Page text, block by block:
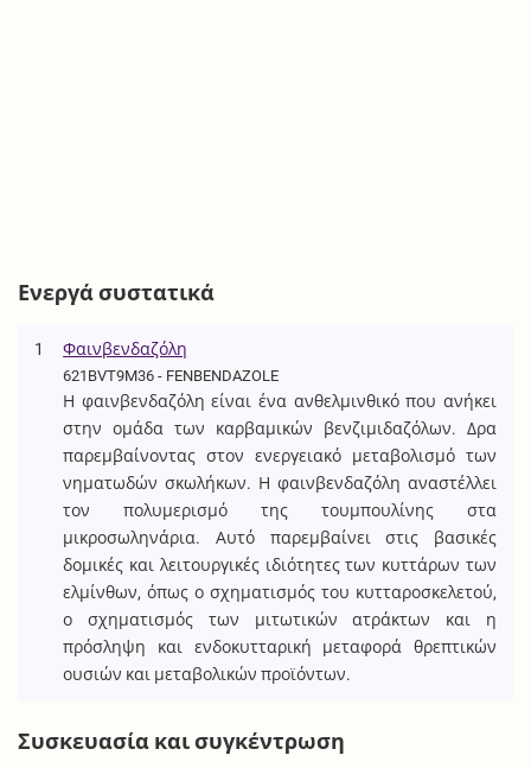
Ενεργά συστατικά
1 Φαινβενδαζόλη
621BVT9M36 - FENBENDAZOLE
Η φαινβενδαζόλη είναι ένα ανθελμινθικό που ανήκει
στην ομάδα των καρβαμικών βενζιμιδαζόλων. Δρα
παρεμβαίνοντας στον ενεργειακό μεταβολισμό των
νηματωδών σκωλήκων. Η φαινβενδαζόλη αναστέλλει
τον πολυμερισμό της τουμπουλίνης στα
μικροσωληνάρια. Αυτό παρεμβαίνει στις βασικές
δομικές και λειτουργικές ιδιότητες των κυττάρων των
ελμίνθων, όπως ο σχηματισμός του κυτταροσκελετού,
ο σχηματισμός των μιτωτικών ατράκτων και η
πρόσληψη και ενδοκυτταρική μεταφορά θρεπτικών
ουσιών και μεταβολικών προϊόντων.
Συσκευασία και συγκέντρωση